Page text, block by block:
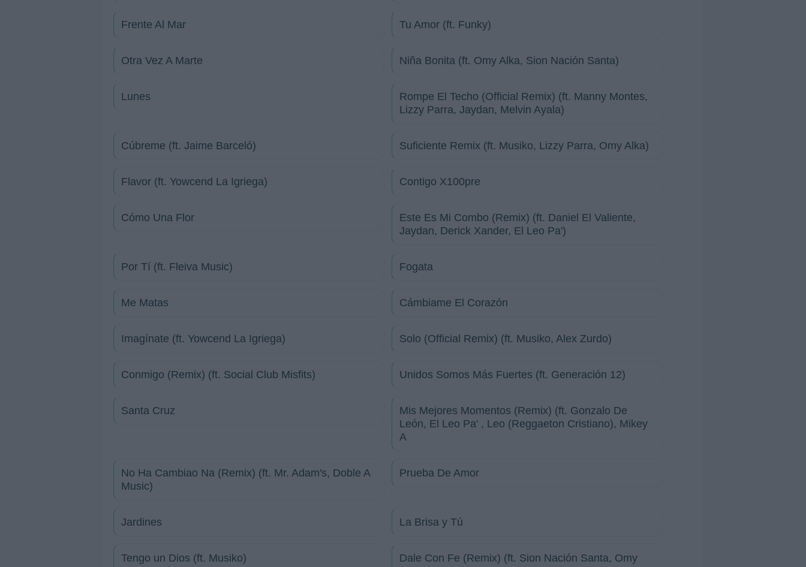
Frente Al Mar Tu Amor (ft. Funky)
Otra Vez A Marte Niña Bonita (ft. Omy Alka, Sion Nación Santa)
Lunes
Rompe El Techo (Official Remix) (ft. Manny Montes,
Lizzy Parra, Jaydan, Melvin Ayala)
Cúbreme (ft. Jaime Barceló) Suficiente Remix (ft. Musiko, Lizzy Parra, Omy Alka)
Flavor (ft. Yowcend La Igriega) Contigo X100pre
Cómo Una Flor
Este Es Mi Combo (Remix) (ft. Daniel El Valiente,
Jaydan, Derick Xander, El Leo Pa')
Por Tí (ft. Fleiva Music) Fogata
Me Matas Cámbiame El Corazón
Imagínate (ft. Yowcend La Igriega) Solo (Official Remix) (ft. Musiko, Alex Zurdo)
Conmigo (Remix) (ft. Social Club Misfits) Unidos Somos Más Fuertes (ft. Generación 12)
Santa Cruz
Mis Mejores Momentos (Remix) (ft. Gonzalo De
León, El Leo Pa' , Leo (Reggaeton Cristiano), Mikey
A
No Ha Cambiao Na (Remix) (ft. Mr. Adam's, Doble A
Music)
Prueba De Amor
Jardines La Brisa y Tú
Tengo un Dios (ft. Musiko)
Dale Con Fe (Remix) (ft. Sion Nación Santa, Omy